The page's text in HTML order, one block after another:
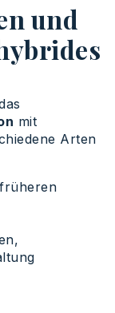
und
mit
Arten